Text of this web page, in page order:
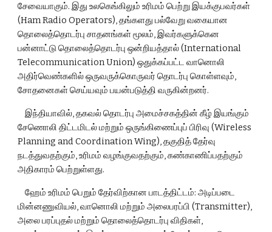
சேவையாகும். இது உலகெங்கிலும் உரிமம் பெற்று இயக்குபவர்கள்
(Ham Radio Operators), தங்களது பல்வேறு வகையான
தொலைத்தொடர்பு சாதனங்கள் மூலம், இவர்களுக்கென
பன்னாட்டு தொலைத்தொடர்பு ஒன்றியத்தால் (International
Telecommunication Union) ஒதுக்கப்பட்ட வானொலி
அதிர்வெண்களில் ஒருவருக்கொருவர் தொடர்பு கொள்ளவும்,
சோதனைகள் செய்யவும் பயன்படுத்தி வருகின்றனர்.
    இந்தியாவில், தகவல் தொடர்பு அமைச்சகத்தின் கீழ் இயங்கும்
சேணொலி திட்டமிடல் மற்றும் ஒருங்கிணைப்புப் பிரிவு (Wireless
Planning and Coordination Wing), தகுதித் தேர்வு
நடத்துவதற்கும், உரிமம் வழங்குவதற்கும், கண்காணிப்பதற்கும்
அதிகாரம் பெற்றுள்ளது.
    ஹேம் உரிமம் பெறும் தேர்விற்கான பாடத்திட்டம்: அடிப்படை
மின்னணுவியல், வானொலி மற்றும் அலைபரப்பி (Transmitter),
அலை பரப்புதல் மற்றும் தொலைத்தொடர்பு விதிகள்,